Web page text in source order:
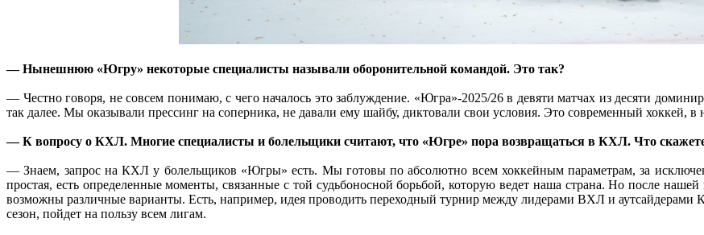
— Нынешнюю «Югру» некоторые специалисты называли оборонительной командой. Это так?
— Честно говоря, не совсем понимаю, с чего началось это заблуждение. «Югра»-2025/26 в девяти матчах из десяти
так далее. Мы оказывали прессинг на соперника, не давали ему шайбу, диктовали свои условия. Это современный хоккей,
— К вопросу о КХЛ. Многие специалисты и болельщики считают, что «Югре» пора возвращаться в КХЛ. Что
— Знаем, запрос на КХЛ у болельщиков «Югры» есть. Мы готовы по абсолютно всем хоккейным параметрам, за
простая, есть определенные моменты, связанные с той судьбоносной борьбой, которую ведет наша страна. Но после
возможны различные варианты. Есть, например, идея проводить переходный турнир между лидерами ВХЛ и
сезон, пойдет на пользу всем лигам.